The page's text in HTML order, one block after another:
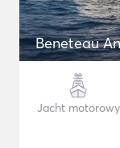
Beneteau
Jacht motorowy